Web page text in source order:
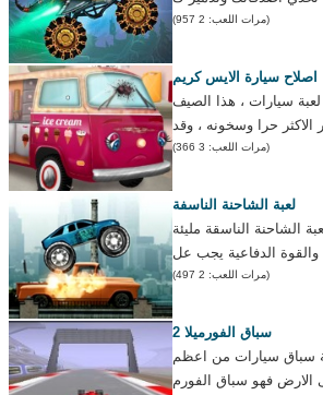
(مرات اللعب: 2 957)
اصلاح سيارة الايس كريم
سيارات ، هذا الصيف
(مرات اللعب: 3 366)
لعبة الشاحنة الناسفة
الشاحنة الناسقة مليئة
(مرات اللعب: 2 497)
سباق الفورميلا 2
سباق سيارات من اعظم